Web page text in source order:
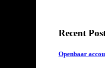
Recent
Openbaar